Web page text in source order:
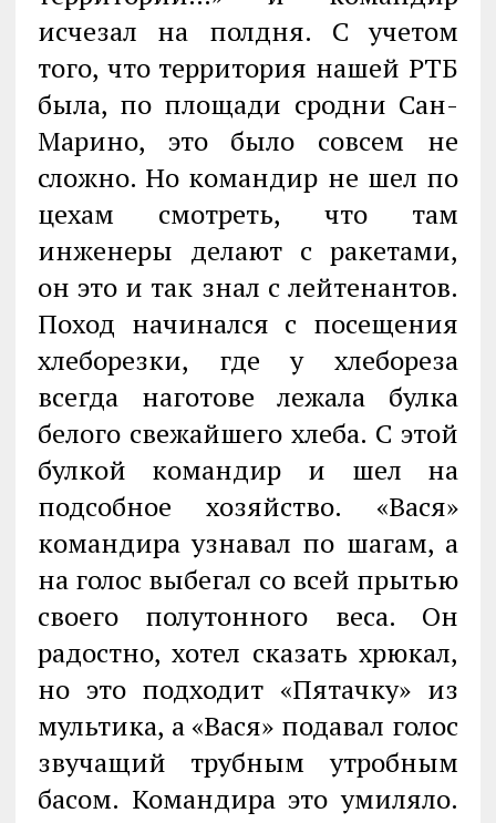
исчезал на полдня. С учетом
того, что территория нашей РТБ
была, по площади сродни Сан-
Марино, это было совсем не
сложно. Но командир не шел по
цехам смотреть, что там
инженеры делают с ракетами,
он это и так знал с лейтенантов.
Поход начинался с посещения
хлеборезки, где у хлебореза
всегда наготове лежала булка
белого свежайшего хлеба. С этой
булкой командир и шел на
подсобное хозяйство. «Вася»
командира узнавал по шагам, а
на голос выбегал со всей прытью
своего полутонного веса. Он
радостно, хотел сказать хрюкал,
но это подходит «Пятачку» из
мультика, а «Вася» подавал голос
звучащий трубным утробным
басом. Командира это умиляло.